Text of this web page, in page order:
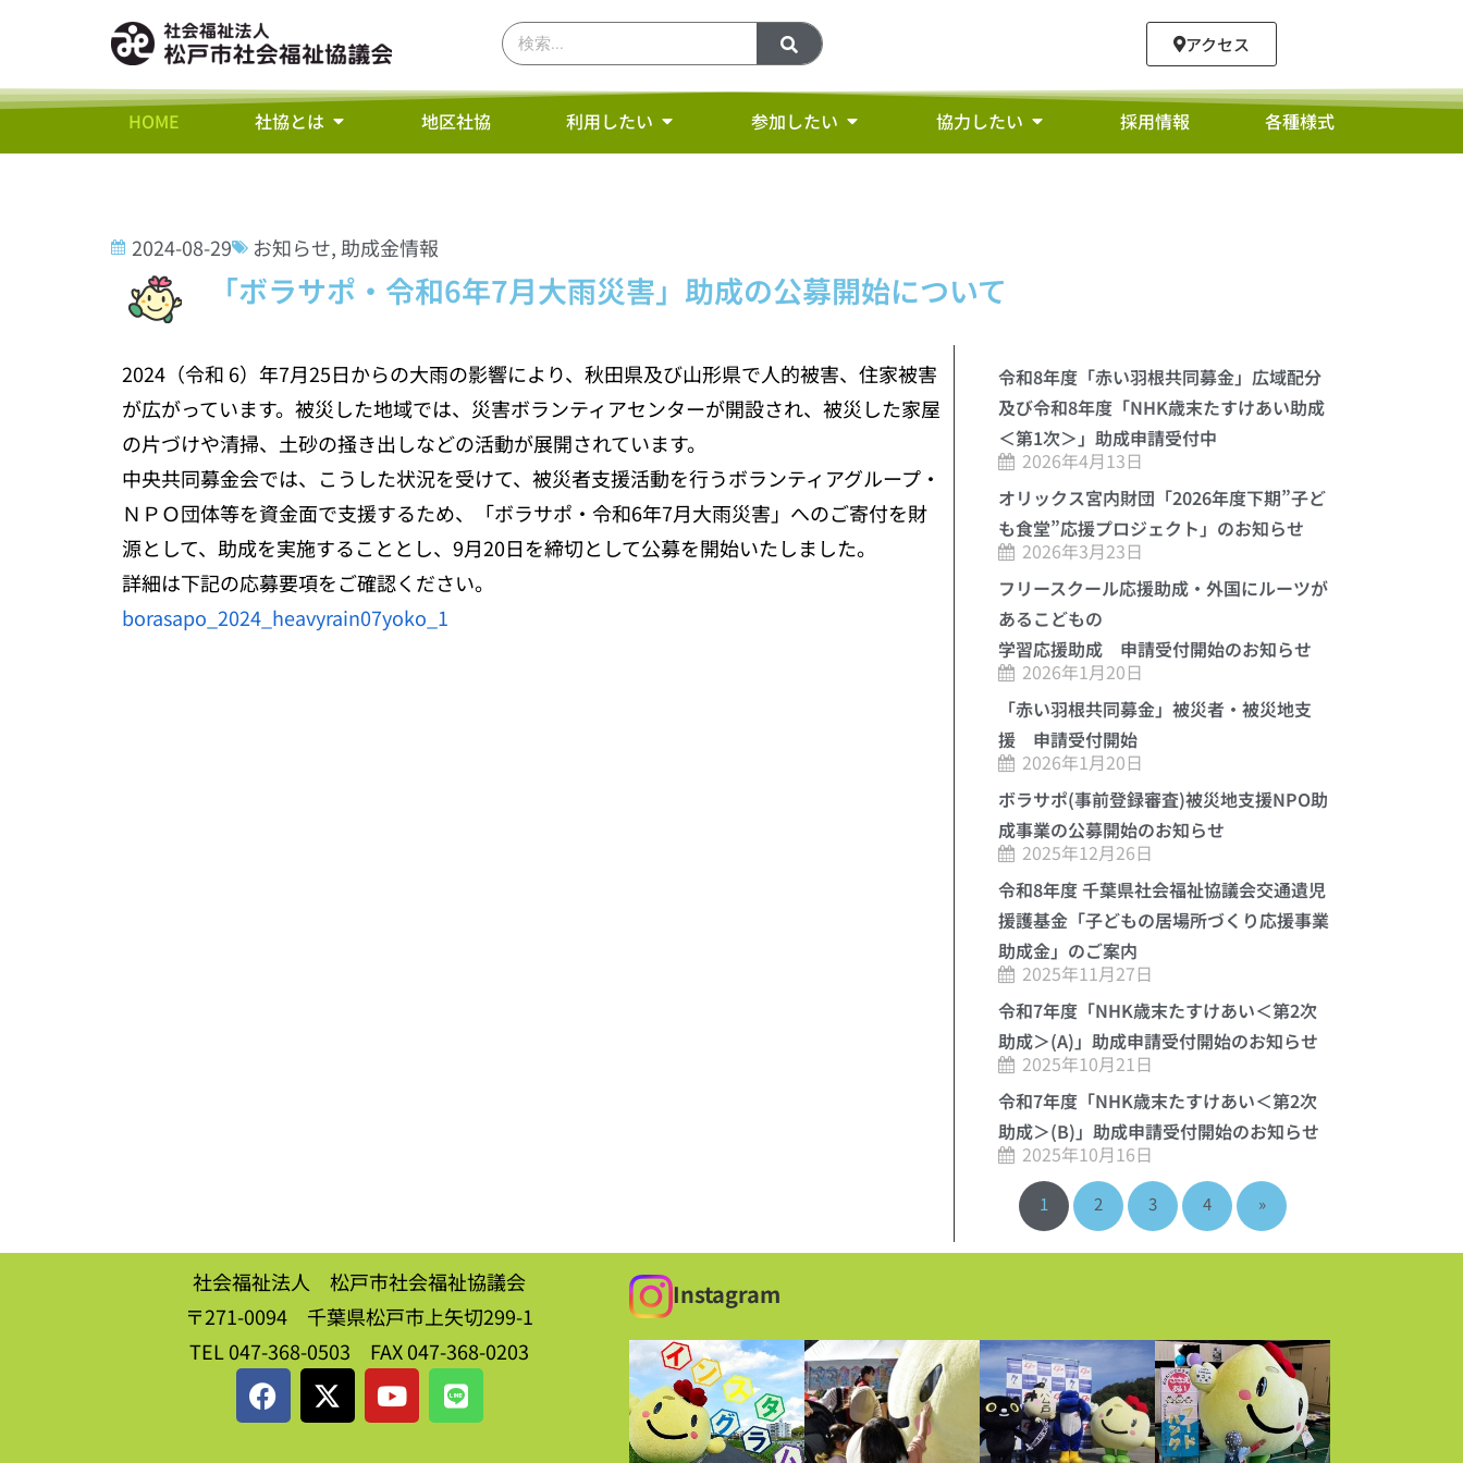
アクセス
HOME 社協とは 地区社協 利用したい 参加したい 協力したい 採用情報 各種様式
2024-08-29 お知らせ,助成金情報
「ボラサポ・令和6年7月大雨災害」助成の公募開始について
2024（令和 6）年7月25日からの大雨の影響により、秋田県及び山形県で人的被害、住家被害
が広がっています。被災した地域では、災害ボランティアセンターが開設され、被災した家屋
の片づけや清掃、土砂の掻き出しなどの活動が展開されています。
中央共同募金会では、こうした状況を受けて、被災者支援活動を行うボランティアグループ・
ＮＰＯ団体等を資金面で支援するため、「ボラサポ・令和6年7月大雨災害」へのご寄付を財
源として、助成を実施することとし、9月20日を締切として公募を開始いたしました。
詳細は下記の応募要項をご確認ください。
borasapo_2024_heavyrain07yoko_1
令和8年度「赤い羽根共同募金」広域配分
及び令和8年度「NHK歳末たすけあい助成
＜第1次＞」助成申請受付中
2026年4月13日
オリックス宮内財団「2026年度下期”子ど
も食堂”応援プロジェクト」のお知らせ
2026年3月23日
フリースクール応援助成・外国にルーツが
あるこどもの
学習応援助成 申請受付開始のお知らせ
2026年1月20日
「赤い羽根共同募金」被災者・被災地支
援 申請受付開始
2026年1月20日
ボラサポ(事前登録審査)被災地支援NPO助
成事業の公募開始のお知らせ
2025年12月26日
令和8年度 千葉県社会福祉協議会交通遺児
援護基金「子どもの居場所づくり応援事業
助成金」のご案内
2025年11月27日
令和7年度「NHK歳末たすけあい＜第2次
助成＞(A)」助成申請受付開始のお知らせ
2025年10月21日
令和7年度「NHK歳末たすけあい＜第2次
助成＞(B)」助成申請受付開始のお知らせ
2025年10月16日
1 2 3 4 »
社会福祉法人 松戸市社会福祉協議会
〒271-0094 千葉県松戸市上矢切299-1
TEL 047-368-0503 FAX 047-368-0203
Instagram